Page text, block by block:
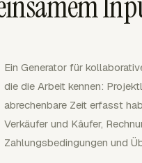
Ein Generator für
die die Arbeit kennen:
abrechenbare Zeit erfasst
Verkäufer und Käufer,
Zahlungsbedingungen und